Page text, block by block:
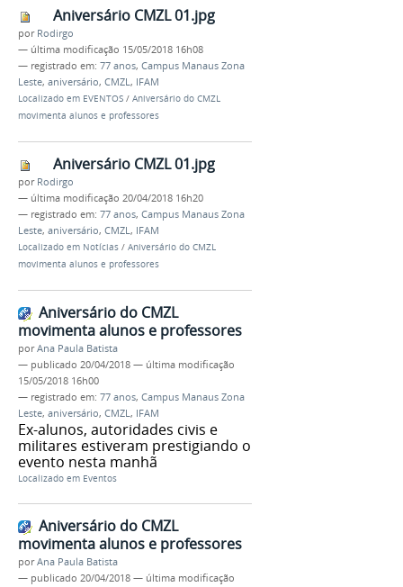
Aniversário CMZL 01.jpg
por Rodirgo
— última modificação 15/05/2018 16h08
— registrado em: 77 anos, Campus Manaus Zona
Leste, aniversário, CMZL, IFAM
Localizado em EVENTOS / Aniversário do CMZL
movimenta alunos e professores
Aniversário CMZL 01.jpg
por Rodirgo
— última modificação 20/04/2018 16h20
— registrado em: 77 anos, Campus Manaus Zona
Leste, aniversário, CMZL, IFAM
Localizado em Notícias / Aniversário do CMZL
movimenta alunos e professores
Aniversário do CMZL
movimenta alunos e professores
porAna Paula Batista
— publicado 20/04/2018 — última modificação
15/05/2018 16h00
— registrado em: 77 anos, Campus Manaus Zona
Leste, aniversário, CMZL , IFAM
Ex-alunos, autoridades civis e
militares estiveram prestigiando o
evento nesta manhã
Localizado em Eventos
Aniversário do CMZL
movimenta alunos e professores
porAna Paula Batista
— publicado 20/04/2018 — última modificação